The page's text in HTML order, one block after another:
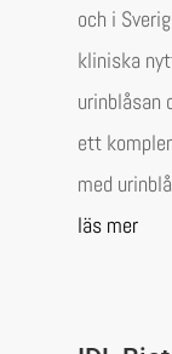
och i
kliniska
urinblåsan
ett
med
läs mer